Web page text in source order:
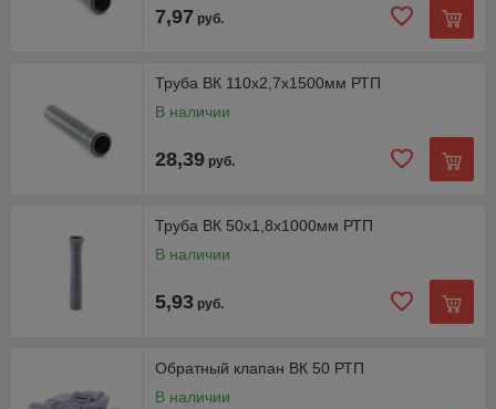
7,97 руб.
Труба ВК 110х2,7х1500мм РТП
В наличии
28,39 руб.
Труба ВК 50х1,8х1000мм РТП
В наличии
5,93 руб.
Обратный клапан ВК 50 РТП
В наличии